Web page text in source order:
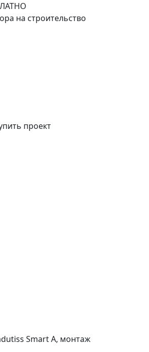
на строительство
проект
Smart А, монтаж